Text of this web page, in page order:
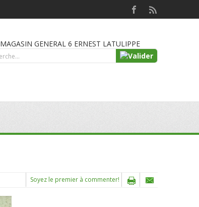
MAGASIN GENERAL 6 ERNEST LATULIPPE
Soyez le premier à commenter!